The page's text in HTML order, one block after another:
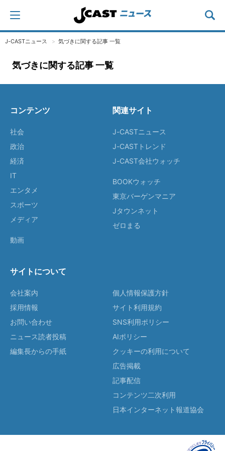
J-CASTニュース 気づきに関する記事 一覧
気づきに関する記事 一覧
コンテンツ
社会
政治
経済
IT
エンタメ
スポーツ
メディア
動画
関連サイト
J-CASTニュース
J-CASTトレンド
J-CAST会社ウォッチ
BOOKウォッチ
東京バーゲンマニア
Jタウンネット
ゼロまる
サイトについて
会社案内
採用情報
お問い合わせ
ニュース読者投稿
編集長からの手紙
個人情報保護方針
サイト利用規約
SNS利用ポリシー
AIポリシー
クッキーの利用について
広告掲載
記事配信
コンテンツ二次利用
日本インターネット報道協会